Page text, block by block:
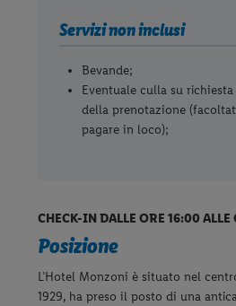
Servizi non inclusi
Bevande;
Eventuale culla su
della prenotazione
pagare in loco);
CHECK-IN DALLE ORE 16:00
Posizione
L’Hotel Monzoni è situato nel
1929, ha preso il posto di una